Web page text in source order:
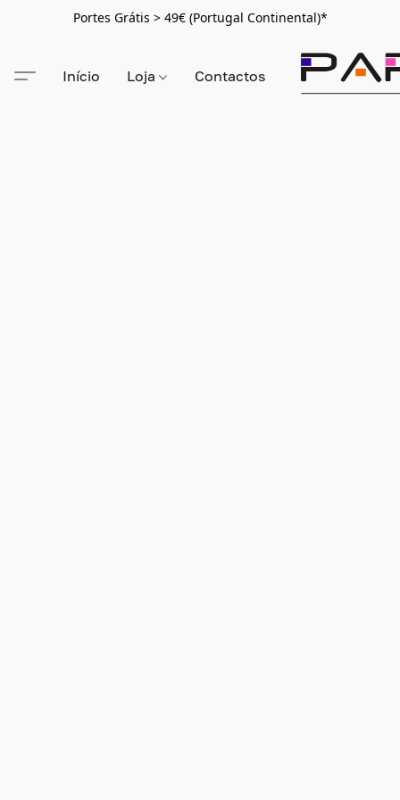
Portes Grátis > 49€ (Portugal Continental)*
Início Loja Contactos